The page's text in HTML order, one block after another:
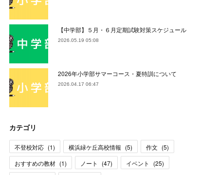
【中学部】５月・６月定期試験対策スケジュール
2026.05.19 05:08
2026年小学部サマーコース・夏特訓について
2026.04.17 06:47
カテゴリ
不登校対応 (1) 横浜緑ケ丘高校情報 (5) 作文 (5)
おすすめの教材 (1) ノート (47) イベント (25)